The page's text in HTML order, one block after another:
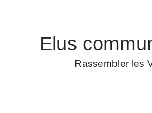
Elus
Rassembler les